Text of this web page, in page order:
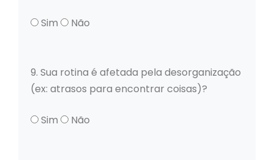
Sim Não
9. Sua rotina é afetada pela desorganização
(ex: atrasos para encontrar coisas)?
Sim Não